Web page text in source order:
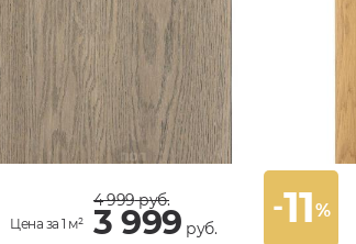
Цена за 1 м²
4 999руб.
3 999 руб.
-11%